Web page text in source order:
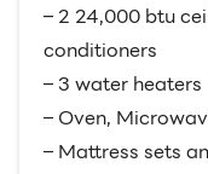
– 2 24,000 btu
conditioners
– 3 water heaters
– Oven,
– Mattress sets